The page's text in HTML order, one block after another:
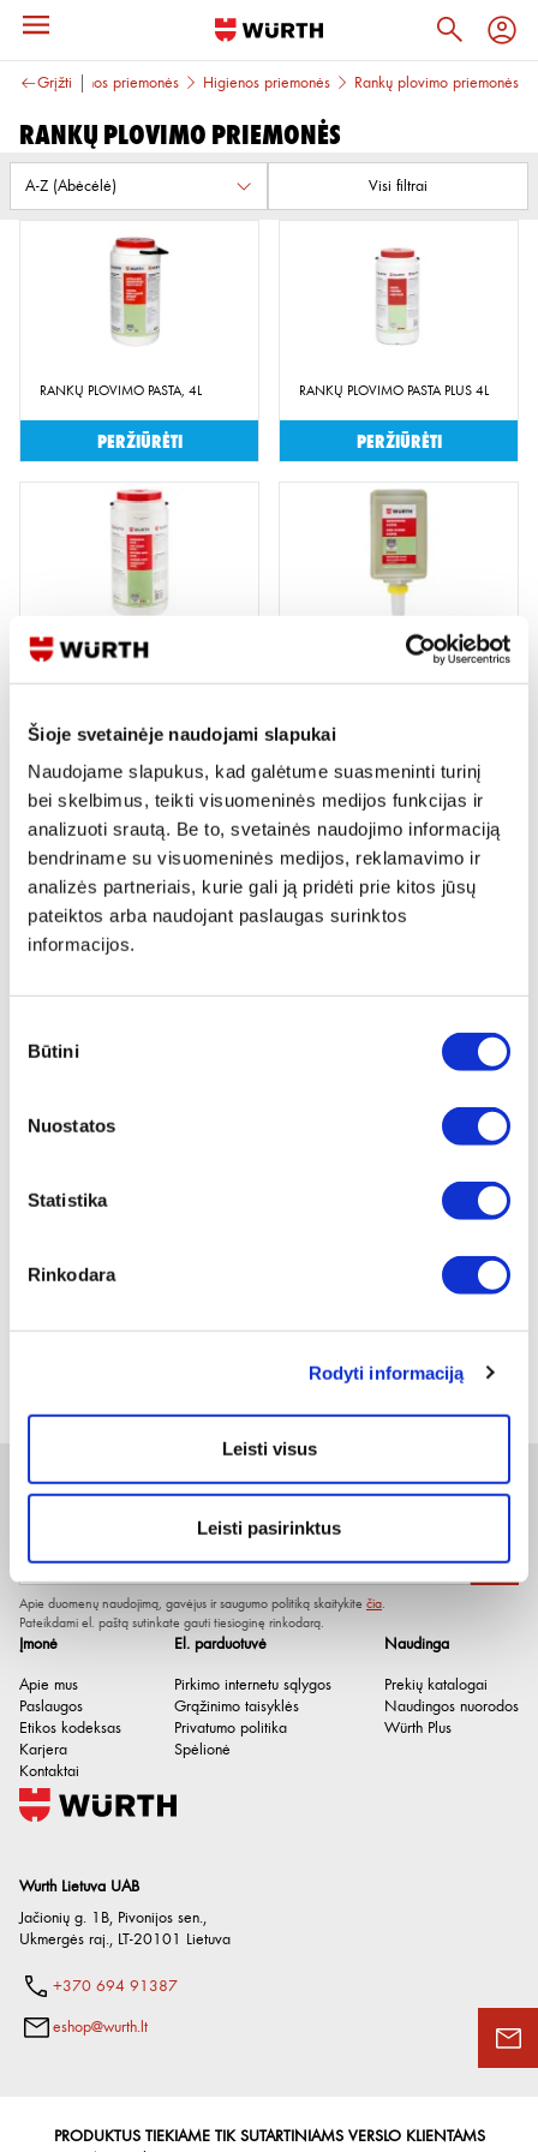
Šioje svetainėje naudojami slapukai
Naudojame slapukus, kad galėtume suasmeninti turinį
bei skelbimus, teikti visuomeninės medijos funkcijas ir
analizuoti srautą. Be to, svetainės naudojimo informaciją
bendriname su visuomeninės medijos, reklamavimo ir
analizės partneriais, kurie gali ją pridėti prie kitos jūsų
pateiktos arba naudojant paslaugas surinktos
informacijos.
pasirinkimas
Būtini
Nuostatos
Statistika
Rinkodara
Rodyti informaciją
Leisti visus
Leisti pasirinktus
Grįžti
ir higienos priemonės Higienos priemonės Rankų plovimo priemonės
Rankų plovimo priemonės
Visi filtrai
RANKŲ PLOVIMO PASTA, 4L
Peržiūrėti
RANKŲ PLOVIMO PASTA PLUS 4L
Peržiūrėti
RANKŲ PLOVIMO PASTA N-PLUS
Žiūrėti detaliau
RANKŲ PLOVIMO PASTA N-SUPER
Žiūrėti detaliau
RANKŲ PLOVIMO PASTA, 1L
Wurth Lietuva UAB
Jačionių g. 1B, Pivonijos sen.,
Ukmergės raj., LT-20101 Lietuva
+370 694 91387
eshop@wurth.lt
Įmonė
Apie mus
Paslaugos
Etikos kodeksas
Karjera
Kontaktai
El. parduotuvė
Pirkimo internetu sąlygos
Grąžinimo taisyklės
Privatumo politika
Spėlionė
Naudinga
Prekių katalogai
Naudingos nuorodos
Würth Plus
Apie duomenų naudojimą, gavėjus ir saugumo politiką skaitykite čia.
Pateikdami el. paštą sutinkate gauti tiesioginę rinkodarą.
PRODUKTUS TIEKIAME TIK SUTARTINIAMS VERSLO KLIENTAMS